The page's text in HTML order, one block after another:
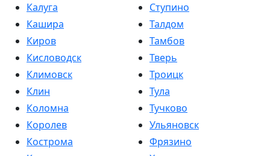
Калуга
Кашира
Киров
Кисловодск
Климовск
Клин
Коломна
Королев
Кострома
Ступино
Талдом
Тамбов
Тверь
Троицк
Тула
Тучково
Ульяновск
Фрязино